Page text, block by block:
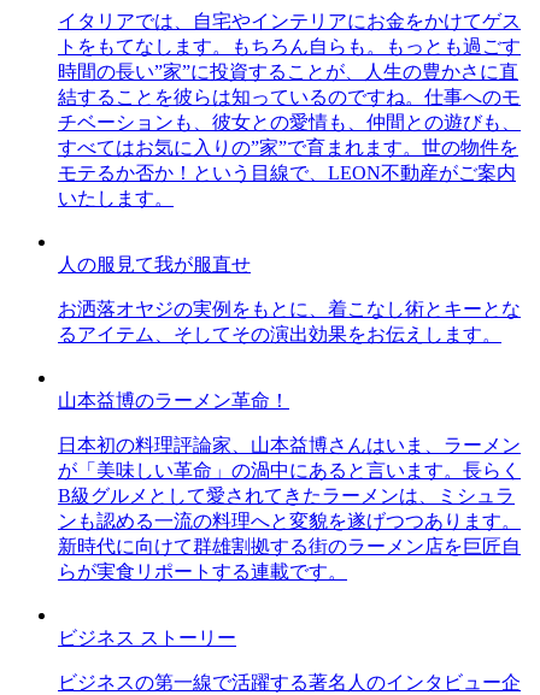
イタリアでは、自宅やインテリアにお金をかけてゲス
トをもてなします。もちろん自らも。もっとも過ごす
時間の長い”家”に投資することが、人生の豊かさに直
結することを彼らは知っているのですね。仕事へのモ
チベーションも、彼女との愛情も、仲間との遊びも、
すべてはお気に入りの”家”で育まれます。世の物件を
モテるか否か！という目線で、LEON不動産がご案内
いたします。
人の服見て我が服直せ
お洒落オヤジの実例をもとに、着こなし術とキーとな
るアイテム、そしてその演出効果をお伝えします。
山本益博のラーメン革命！
日本初の料理評論家、山本益博さんはいま、ラーメン
が「美味しい革命」の渦中にあると言います。長らく
B級グルメとして愛されてきたラーメンは、ミシュラ
ンも認める一流の料理へと変貌を遂げつつあります。
新時代に向けて群雄割拠する街のラーメン店を巨匠自
らが実食リポートする連載です。
ビジネス ストーリー
ビジネスの第一線で活躍する著名人のインタビュー企